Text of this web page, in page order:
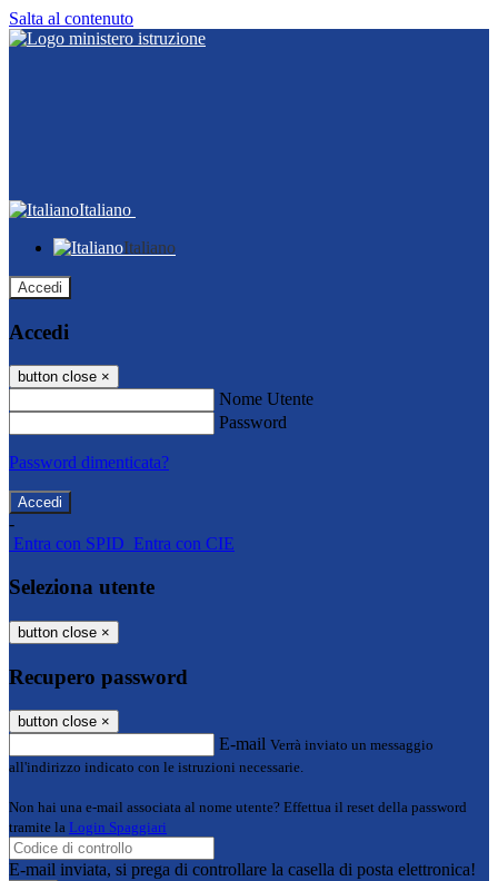
Salta al contenuto
Italiano
Italiano
Accedi
Accedi
button close ×
Nome Utente
Password
Password dimenticata?
-
Entra con SPID Entra con CIE
Seleziona utente
button close ×
Recupero password
button close ×
E-mail Verrà inviato un messaggio
all'indirizzo indicato con le istruzioni necessarie.
Non hai una e-mail associata al nome utente? Effettua il reset della password
tramite la Login Spaggiari
E-mail inviata, si prega di controllare la casella di posta elettronica!